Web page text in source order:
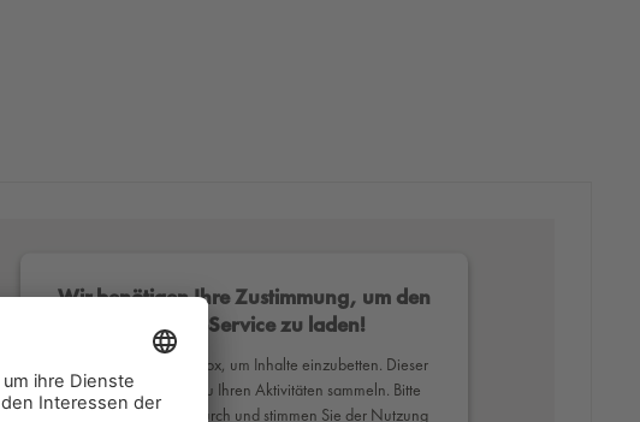
Wir benötigen Ihre Zustimmung, um den
Mapbox-Service zu laden!
Wir verwenden Mapbox, um Inhalte einzubetten. Dieser
Service kann Daten zu Ihren Aktivitäten sammeln. Bitte
lesen Sie die Details durch und stimmen Sie der Nutzung